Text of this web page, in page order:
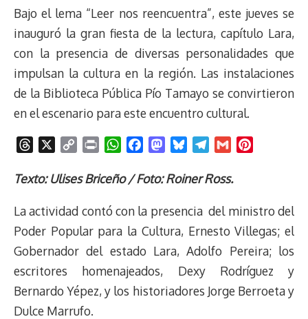
Bajo el lema “Leer nos reencuentra”, este jueves se
inauguró la gran fiesta de la lectura, capítulo Lara,
con la presencia de diversas personalidades que
impulsan la cultura en la región. Las instalaciones
de la Biblioteca Pública Pío Tamayo se convirtieron
en el escenario para este encuentro cultural.
r
a
d
p
L
i
i
t
W
a
s
A
p
c
b
o
k
M
s
o
d
n
u
s
k
y
l
g
r
a
m
a
l
e
r
e
s
t
Texto: Ulises Briceño / Foto: Roiner Ross.
La actividad contó con la presencia del ministro del
Poder Popular para la Cultura, Ernesto Villegas; el
Gobernador del estado Lara, Adolfo Pereira; los
escritores homenajeados, Dexy Rodríguez y
Bernardo Yépez, y los historiadores Jorge Berroeta y
Dulce Marrufo.